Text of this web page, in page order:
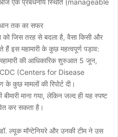
एक प्रबंधनीय स्थिति (manageable
तक का सफर
को जिस तरह से बदला है, वैसा किसी और
हैं इस महामारी के कुछ महत्वपूर्ण पड़ाव:
की आधिकारिक शुरुआत 5 जून,
CDC (Centers for Disease
मामलों की रिपोर्ट दी।
माना गया, लेकिन जल्द ही यह स्पष्ट
कर सकता है।
ल्यूक मॉन्टेनियरे और उनकी टीम ने उस